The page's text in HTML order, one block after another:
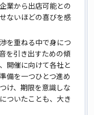
業から出店可能との
ないほどの喜びを感
を重ねる中で身につ
を引き出すための傾
開催に向けて各社と
備を一つひとつ進め
け、期限を意識しな
ついたことも、大き